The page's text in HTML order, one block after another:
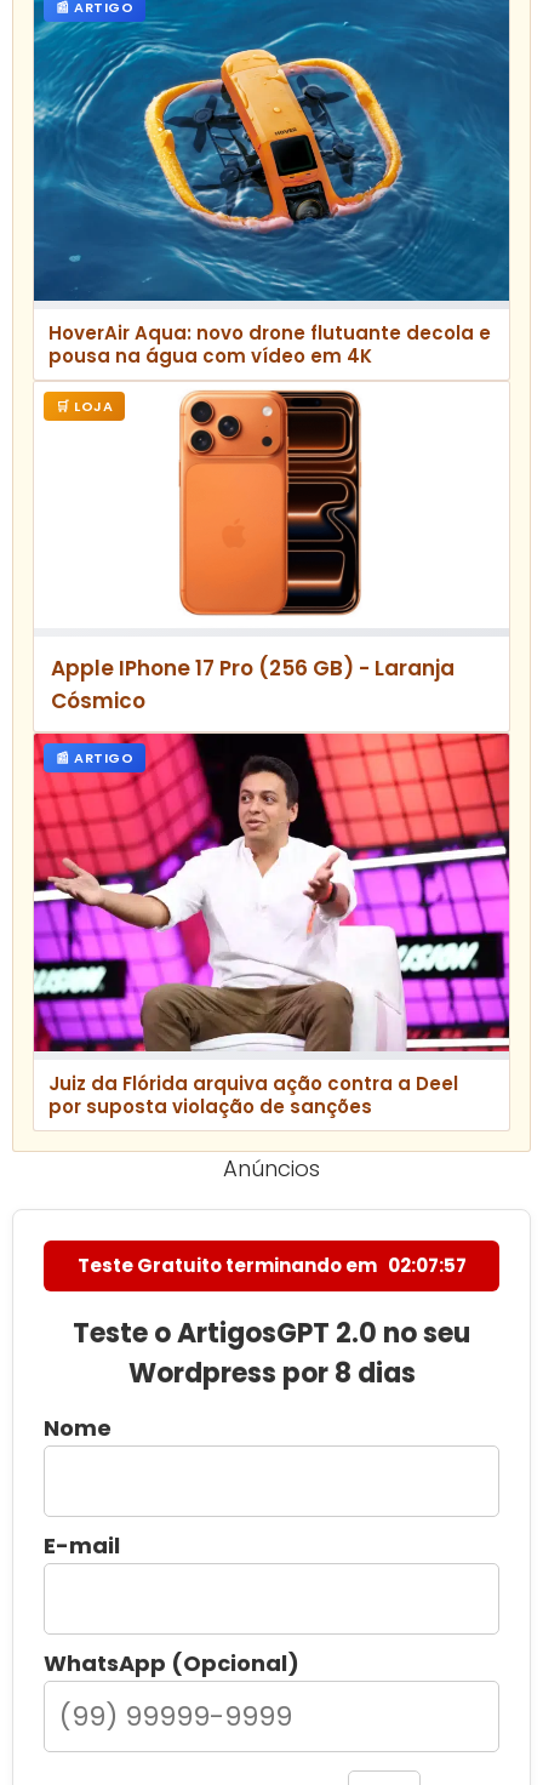
📰 ARTIGO
HoverAir Aqua: novo drone flutuante decola e
pousa na água com vídeo em 4K
🛒 LOJA
Apple IPhone 17 Pro (256 GB) - Laranja
Cósmico
📰 ARTIGO
Juiz da Flórida arquiva ação contra a Deel
por suposta violação de sanções
Anúncios
Teste Gratuito terminando em 02:07:55
Teste o ArtigosGPT 2.0 no seu
Wordpress por 8 dias
Nome
E-mail
WhatsApp (Opcional)